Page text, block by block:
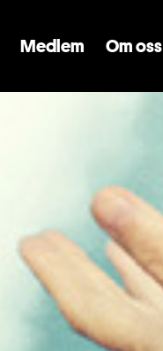
Medlem Om oss